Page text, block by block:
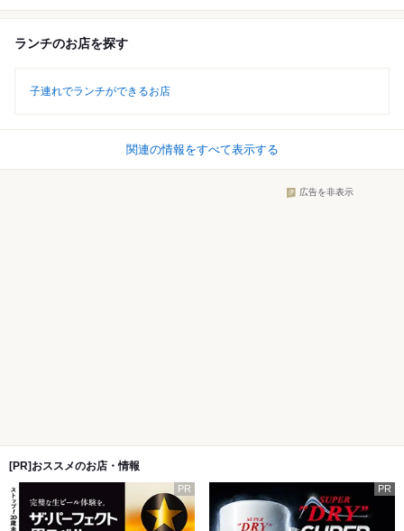
ランチのお店を探す
子連れでランチができるお店
関連の情報をすべて表示する
広告を非表示
[PR]おススメのお店・情報
PR PR